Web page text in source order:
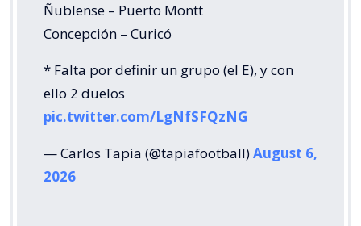
Ñublense – Puerto Montt
Concepción – Curicó
* Falta por definir un grupo (el E), y con
ello 2 duelos
pic.twitter.com/LgNfSFQzNG
— Carlos Tapia (@tapiafootball)August 6,
2026